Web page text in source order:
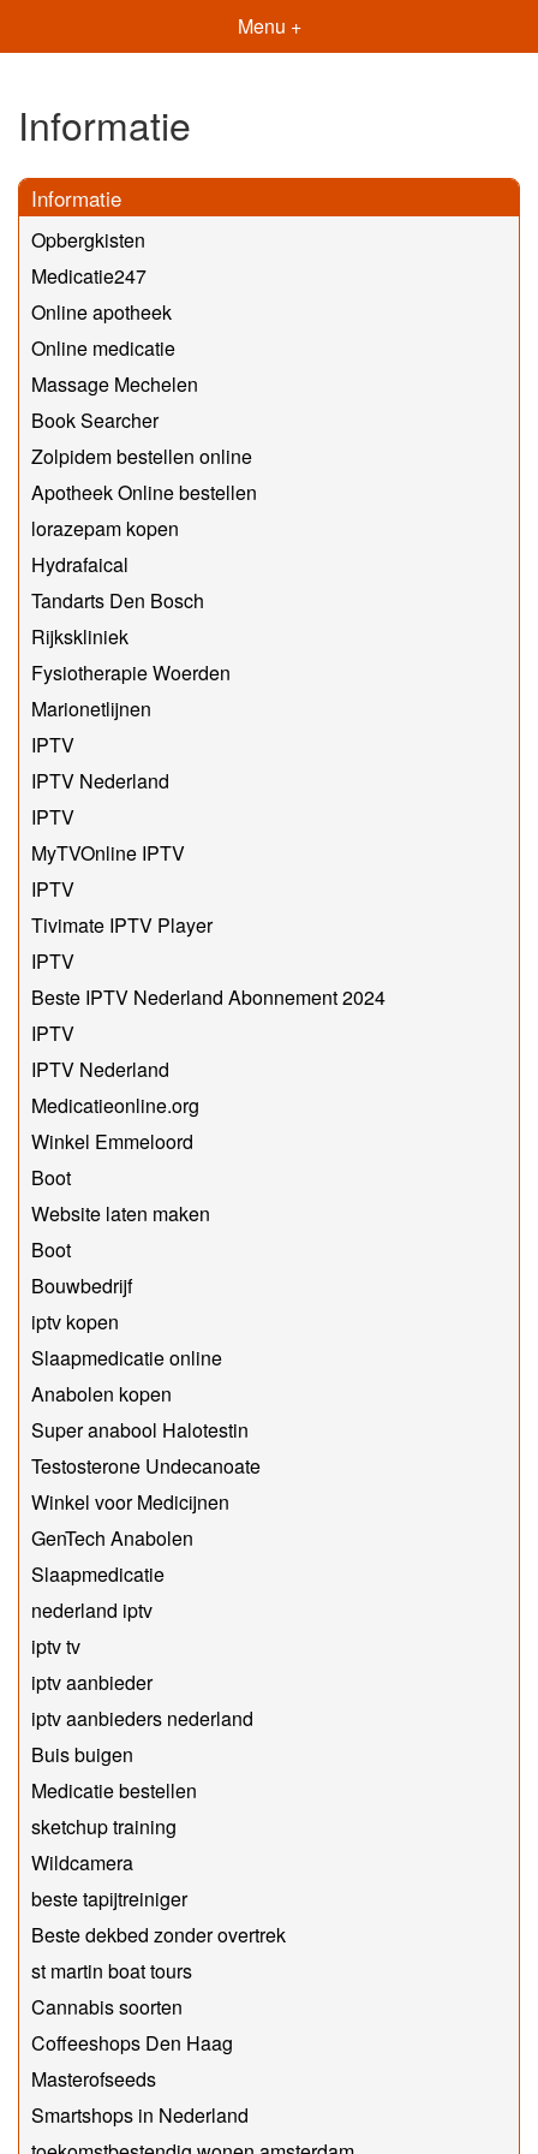
Menu +
Informatie
Informatie
Opbergkisten
Medicatie247
Online apotheek
Online medicatie
Massage Mechelen
Book Searcher
Zolpidem bestellen online
Apotheek Online bestellen
lorazepam kopen
Hydrafaical
Tandarts Den Bosch
Rijkskliniek
Fysiotherapie Woerden
Marionetlijnen
IPTV
IPTV Nederland
IPTV
MyTVOnline IPTV
IPTV
Tivimate IPTV Player
IPTV
Beste IPTV Nederland Abonnement 2024
IPTV
IPTV Nederland
Medicatieonline.org
Winkel Emmeloord
Boot
Website laten maken
Boot
Bouwbedrijf
iptv kopen
Slaapmedicatie online
Anabolen kopen
Super anabool Halotestin
Testosterone Undecanoate
Winkel voor Medicijnen
GenTech Anabolen
Slaapmedicatie
nederland iptv
iptv tv
iptv aanbieder
iptv aanbieders nederland
Buis buigen
Medicatie bestellen
sketchup training
Wildcamera
beste tapijtreiniger
Beste dekbed zonder overtrek
st martin boat tours
Cannabis soorten
Coffeeshops Den Haag
Masterofseeds
Smartshops in Nederland